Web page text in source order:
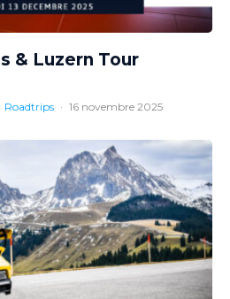
& Luzern Tour
Roadtrips · 16 novembre 2025